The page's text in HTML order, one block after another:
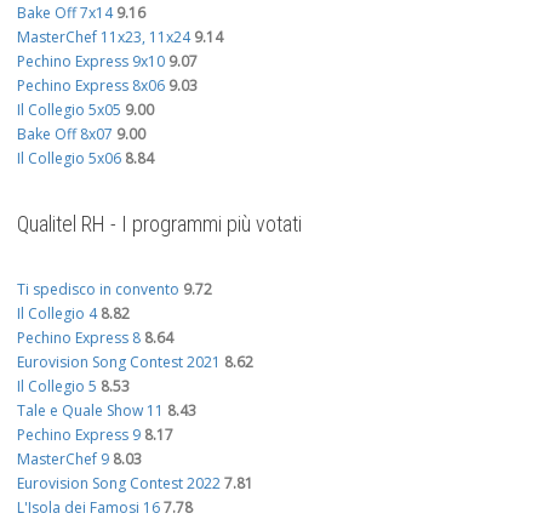
Bake Off 7x14 9.16
MasterChef 11x23, 11x24 9.14
Pechino Express 9x10 9.07
Pechino Express 8x06 9.03
Il Collegio 5x05 9.00
Bake Off 8x07 9.00
Il Collegio 5x06 8.84
Qualitel RH - I programmi più votati
Ti spedisco in convento 9.72
Il Collegio 4 8.82
Pechino Express 8 8.64
Eurovision Song Contest 2021 8.62
Il Collegio 5 8.53
Tale e Quale Show 11 8.43
Pechino Express 9 8.17
MasterChef 9 8.03
Eurovision Song Contest 20227.81
L'Isola dei Famosi 167.78